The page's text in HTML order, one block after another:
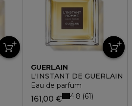
GUERLAIN
L'INSTANT DE GUERLAIN
Eau de parfum
161,00 € 4.8 61